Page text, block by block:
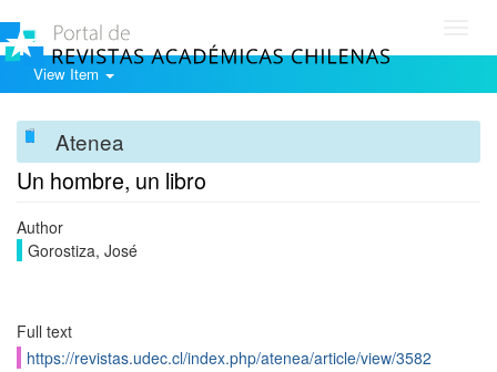
View Item
Atenea
Un hombre, un libro
Author
Gorostiza, José
Full text
https://revistas.udec.cl/index.php/atenea/article/view/3582